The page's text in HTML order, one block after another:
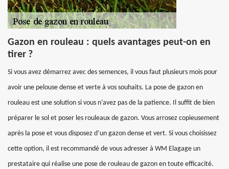
Gazon en rouleau : quels avantages peut-on en
tirer ?
Si vous avez démarrez avec des semences, il vous faut plusieurs mois pour
avoir une pelouse dense et verte à vos souhaits. La pose de gazon en
rouleau est une solution si vous n’avez pas de la patience. Il suffit de bien
préparer le sol et poser les rouleaux de gazon. Vous arrosez copieusement
après la pose et vous disposez d’un gazon dense et vert. Si vous choisissez
cette option, il est recommandé de vous adresser à WM Elagage un
prestataire qui réalise une pose de rouleau de gazon en toute efficacité.